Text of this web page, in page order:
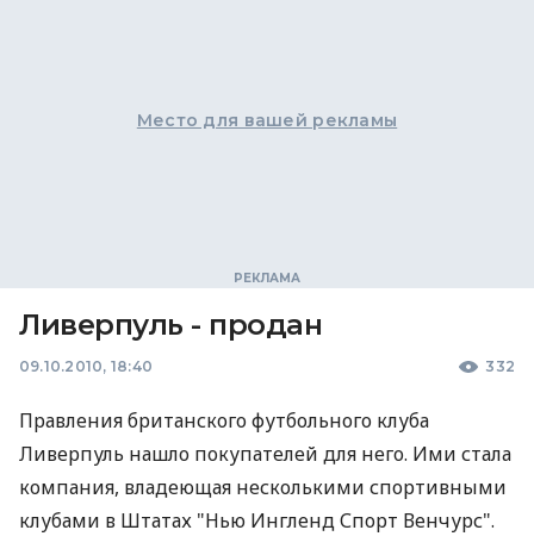
Место для вашей рекламы
Ливерпуль - продан
09.10.2010, 18:40 332
Правления британского футбольного клуба
Ливерпуль нашло покупателей для него. Ими стала
компания, владеющая несколькими спортивными
клубами в Штатах "Нью Ингленд Спорт Венчурс".